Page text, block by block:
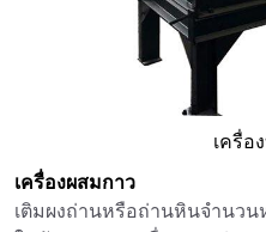
เครื่อ
เครื่องผสมกาว
เติมผงถ่านหรือถ่านหินจำนวน